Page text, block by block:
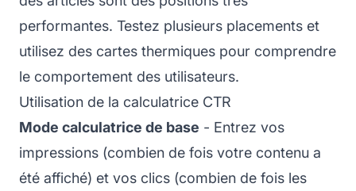
performantes. Testez plusieurs placements et
utilisez des cartes thermiques pour comprendre
le comportement des utilisateurs.
Utilisation de la calculatrice CTR
Mode calculatrice de base - Entrez vos
impressions (combien de fois votre contenu a
été affiché) et vos clics (combien de fois les